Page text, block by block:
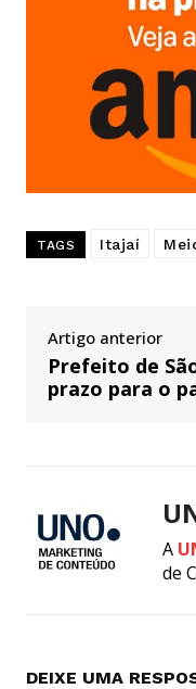
TAGS Itajaí
Artigo anterior
Prefeito de
prazo para o
A
de
DEIXE UMA